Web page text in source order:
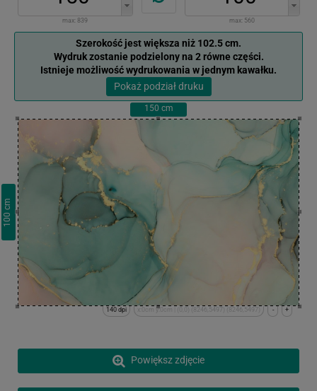
max: 839 max: 560
Szerokość jest większa niż 102.5 cm.
Wydruk zostanie podzielony na 2 równe części.
Istnieje możliwość wydrukowania w jednym kawałku.
Pokaż podział druku
150 cm
100
cm
+
-
x:0cm y:0cm | (0,0) (8246,5497) (8246,5497)
140 dpi
Powiększ zdjęcie